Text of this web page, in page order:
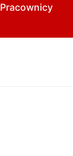
Pracownicy